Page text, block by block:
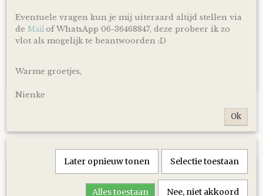
Eventuele vragen kun je mij uiteraard altijd stellen via
de Mail of WhatsApp 06-36468847, deze probeer ik zo
vlot als mogelijk te beantwoorden :D
Warme groetjes,
Nienke
Ok
Later opnieuw tonen Selectie toestaan
Alles toestaan Nee, niet akkoord